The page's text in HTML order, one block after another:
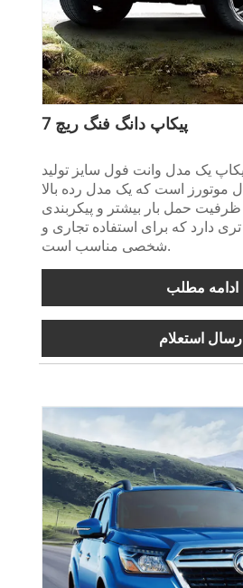
پیکاپ دانگ فنگ ریچ 7
فنگ ریچ 7 پیکاپ یک مدل وانت فول سایز تولید
است که یک مدل رده بالا
حمل بار بیشتر و پیکربندی
دارد که برای استفاده تجاری و
شخصی مناسب است.
ادامه مطلب
استعلام